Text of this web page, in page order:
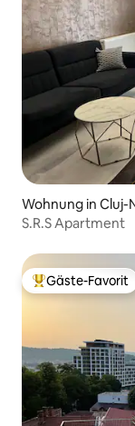
Wohnung in Cluj-
S.R.S Apartment
Beliebter Gäste-
Gäste-Favorit